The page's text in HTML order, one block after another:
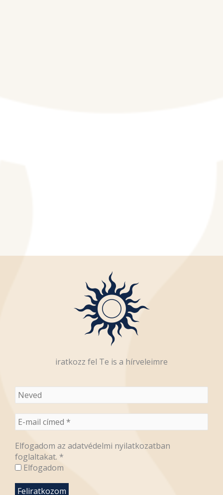
iratkozz fel Te is a hírveleimre
Elfogadom az adatvédelmi nyilatkozatban
foglaltakat. *
Elfogadom